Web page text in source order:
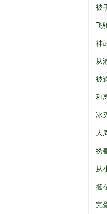
被
太
飞
亲
神
从
女神
被
和
子
冰
大
儿
绣
从
始
挺
低
完